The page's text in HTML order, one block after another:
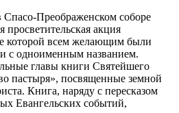
Преображенском соборе
просветительская акция
которой всем желающим были
с одноименным названием.
главы книги Святейшего
пастыря», посвященные земной
Книга, наряду с пересказом
Евангельских событий,